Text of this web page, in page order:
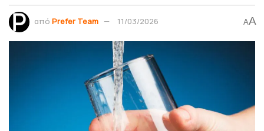
από Prefer Team 11/03/2026 AA